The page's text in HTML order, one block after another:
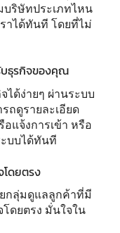
บริษัทประเภทไหน
าได้ทันที โดยที่ไม่
บธุรกิจของคุณ
ได้ง่ายๆ ผ่านระบบ
ถดูรายละเอียด
แจ้งการเข้า หรือ
บบได้ทันที
ดยตรง
กลุ่มดูแลลูกค้าที่มี
ดยตรง มั่นใจใน